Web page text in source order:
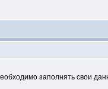
заполнять свои